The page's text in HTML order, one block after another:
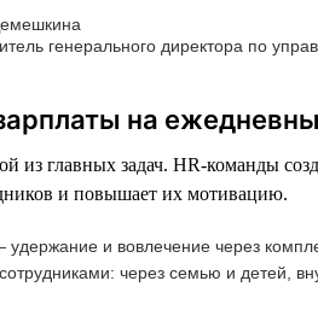
генерального директора по
на
из главных задач. HR-команды
и повышает их мотивацию.
и вовлечение через
сотрудниками: через семью и